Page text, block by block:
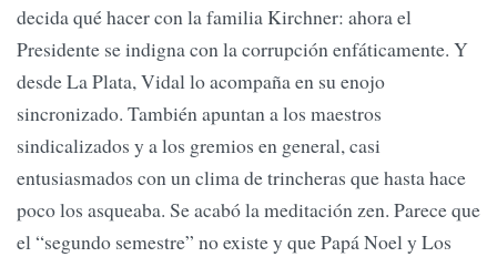
decida qué hacer con la familia Kirchner: ahora el
Presidente se indigna con la corrupción enfáticamente. Y
desde La Plata, Vidal lo acompaña en su enojo
sincronizado. También apuntan a los maestros
sindicalizados y a los gremios en general, casi
entusiasmados con un clima de trincheras que hasta hace
poco los asqueaba. Se acabó la meditación zen. Parece que
el “segundo semestre” no existe y que Papá Noel y Los